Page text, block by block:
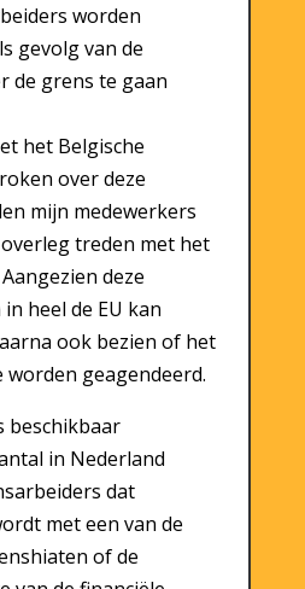
worden
gevolg van de
de grens te gaan
het Belgische
over deze
mijn medewerkers
treden met het
deze
heel de EU kan
ook bezien of het
geagendeerd.
beschikbaar
in Nederland
dat
met een van de
of de